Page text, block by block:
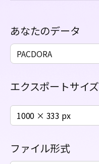
あなたのデータ
エクスポートサイズ
1000 × 333 px
ファイル形式